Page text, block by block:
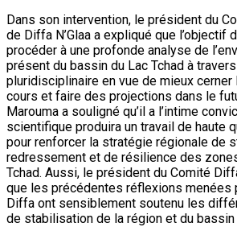
Dans son intervention, le président du
de Diffa N’Glaa a expliqué que l’objectif
procéder à une profonde analyse de
présent du bassin du Lac Tchad à
pluridisciplinaire en vue de mieux
cours et faire des projections dans le
Marouma a souligné qu’il a l’intime
scientifique produira un travail de haute
pour renforcer la stratégie régionale de
redressement et de résilience des
Tchad. Aussi, le président du Comité
que les précédentes réflexions menées
Diffa ont sensiblement soutenu les
de stabilisation de la région et du bassin